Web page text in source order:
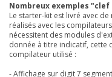
Nombreux exemples "clef
Le starter-kit est livré avec
réalisés avec les
nécessitent des modules
donnée à titre indicatif, cette
compilateur utilisé :
- Affichage sur digit 7